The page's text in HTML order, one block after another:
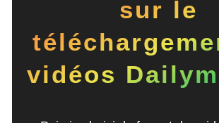
sur le
vidéos